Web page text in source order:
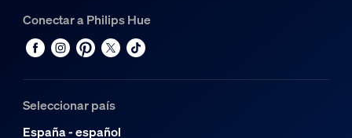
Conectar a Philips Hue
Seleccionar país
España - español